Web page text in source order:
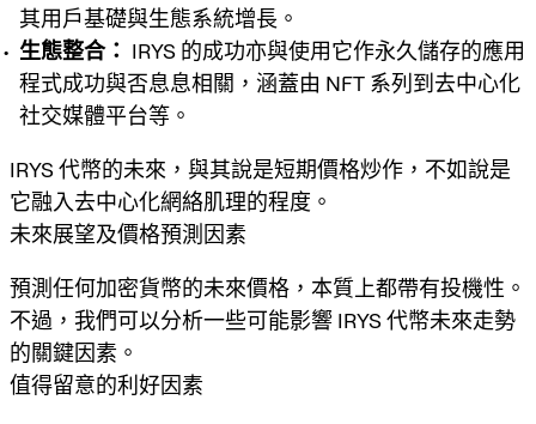
其用戶基礎與生態系統增長。
生態整合： IRYS 的成功亦與使用它作永久儲存的應用
程式成功與否息息相關，涵蓋由 NFT 系列到去中心化
社交媒體平台等。
IRYS 代幣的未來，與其說是短期價格炒作，不如說是
它融入去中心化網絡肌理的程度。
未來展望及價格預測因素
預測任何加密貨幣的未來價格，本質上都帶有投機性。
不過，我們可以分析一些可能影響 IRYS 代幣未來走勢
的關鍵因素。
值得留意的利好因素